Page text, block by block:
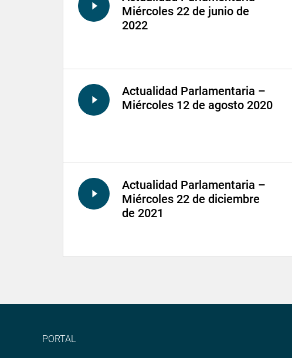
Miércoles 22 de junio de
2022
Actualidad Parlamentaria –
Miércoles 12 de agosto 2020
Actualidad Parlamentaria –
Miércoles 22 de diciembre
de 2021
PORTAL